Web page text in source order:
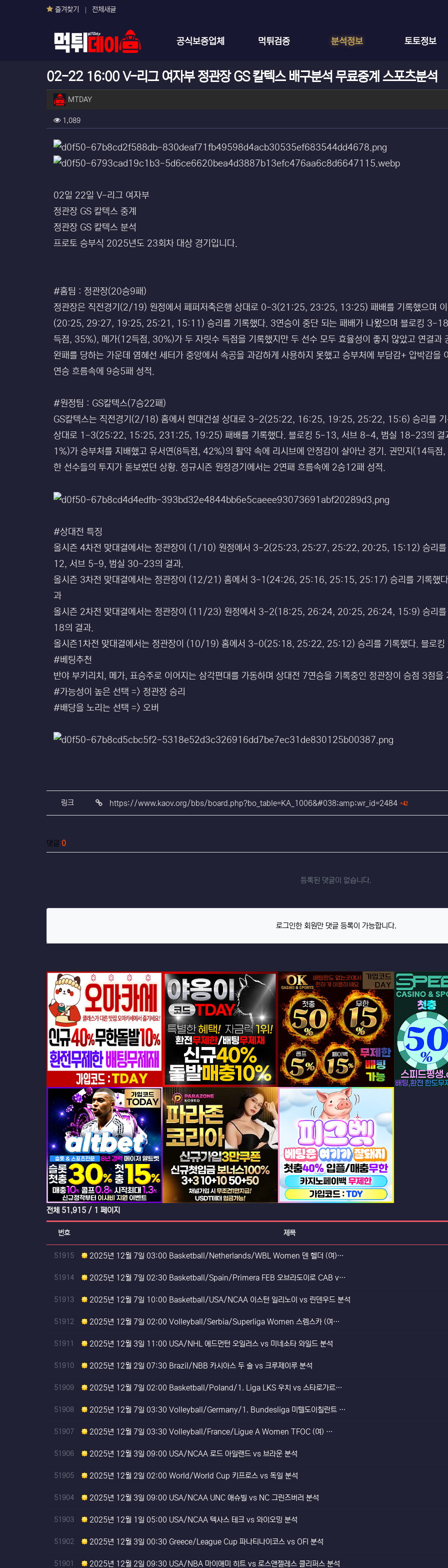
즐겨찾기 전체새글
메인 메뉴
공식보증업체 먹튀검증 분석정보 토토정보
02-22 16:00 V-리그 여자부 정관장 GS 칼텍스 배구분석 무료중계 스포츠분석
작성자 정보
MTDAY작성
컨텐츠 정보
1,089조회
본문
02일 22일 V-리그 여자부
정관장 GS 칼텍스 중계
정관장 GS 칼텍스 분석
프로토 승부식 2025년도 23회차 대상 경기입니다.
#홈팀 : 정관장(20승9패)
정관장은 직전경기(2/19) 원정에서 페퍼저축은행 상대로 0-3(21:25, 23:25, 13:25) 패배를 기록했으며
(20:25, 29:27, 19:25, 25:21, 15:11) 승리를 기록했다. 3연승이 중단 되는 패배가 나왔으며 블로킹 3-
득점, 35%), 메가(12득점, 30%)가 두 자릿수 득점을 기록했지만 두 선수 모두 효율성이 좋지 않았고 연결과
완패를 당하는 가운데 염혜선 세터가 중앙에서 속공을 과감하게 사용하지 못했고 승부처에 부담감+ 압박감을
연승 흐름속에 9승5패 성적.
#원정팀 : GS칼텍스(7승22패)
GS칼텍스는 직전경기(2/18) 홈에서 현대건설 상대로 3-2(25:22, 16:25, 19:25, 25:22, 15:6) 승리를 기
상대로 1-3(25:22, 15:25, 231:25, 19:25) 패배를 기록했다. 블로킹 5-13, 서브 8-4, 범실 18-23의 결
1%)가 승부처를 지배했고 유서연(8득점, 42%)의 활약 속에 리시브에 안정감이 살아난 경기. 권민지(14득
한 선수들의 투지가 돋보였던 상황. 정규시즌 원정경기에서는 2연패 흐름속에 2승12패 성적.
#상대전 특징
올시즌 4차전 맞대결에서는 정관장이 (1/10) 원정에서 3-2(25:23, 25:27, 25:22, 20:25, 15:12) 승리를
12, 서브 5-9, 범실 30-23의 결과.
올시즌 3차전 맞대결에서는 정관장이 (12/21) 홈에서 3-1(24:26, 25:16, 25:15, 25:17) 승리를 기록
과
올시즌 2차전 맞대결에서는 정관장이 (11/23) 원정에서 3-2(18:25, 26:24, 20:25, 26:24, 15:9) 승리
18의 결과.
올시즌1차전 맞대결에서는 정관장이 (10/19) 홈에서 3-0(25:18, 25:22, 25:12) 승리를 기록했다. 블로
#베팅추천
반야 부키리치, 메가, 표승주로 이어지는 삼각편대를 가동하며 상대전 7연승을 기록중인 정관장이 승점 3점을
#가능성이 높은 선택 => 정관장 승리
#배당을 노리는 선택 => 오버
관련자료
링크 https://www.kaov.org/bbs/board.php?bo_table=KA_1006&#038;amp;wr_id=2484 42회 연결
댓글 0
등록된 댓글이 없습니다.
로그인한 회원만 댓글 등록이 가능합니다.
등록일 등록일 등록일
전체 51,915 / 1 페이지
번호 제목
번호
51915 2025년 12월 7일 03:00 Basketball/Netherlands/WBL Women 덴 헬더 (여)…
번호
51914 2025년 12월 7일 02:30 Basketball/Spain/Primera FEB 오브라도이로 CAB v…
번호
51913 2025년 12월 7일 10:00 Basketball/USA/NCAA 이스턴 일리노이 vs 린덴우드 분석
번호
51912 2025년 12월 7일 02:00 Volleyball/Serbia/Superliga Women 스렘스카 (여…
번호
51911 2025년 12월 3일 11:00 USA/NHL 에드먼턴 오일러스 vs 미네소타 와일드 분석
번호
51910 2025년 12월 2일 07:30 Brazil/NBB 카시아스 두 술 vs 크루제이루 분석
번호
51909 2025년 12월 7일 02:00 Basketball/Poland/1. Liga LKS 우치 vs 스타로가르…
번호
51908 2025년 12월 7일 03:30 Volleyball/Germany/1. Bundesliga 미텔도이칠란트 …
번호
51907 2025년 12월 7일 03:30 Volleyball/France/Ligue A Women TFOC (여) …
번호
51906 2025년 12월 3일 09:00 USA/NCAA 로드 아일랜드 vs 브라운 분석
번호
51905 2025년 12월 2일 02:00 World/World Cup 키프로스 vs 독일 분석
번호
51904 2025년 12월 3일 09:00 USA/NCAA UNC 애슈빌 vs NC 그린즈버러 분석
번호
51903 2025년 12월 1일 05:00 USA/NCAA 텍사스 테크 vs 와이오밍 분석
번호
51902 2025년 12월 3일 00:30 Greece/League Cup 파나티나이코스 vs OFI 분석
번호
51901 2025년 12월 2일 09:30 USA/NBA 마이애미 히트 vs 로스앤젤레스 클리퍼스 분석